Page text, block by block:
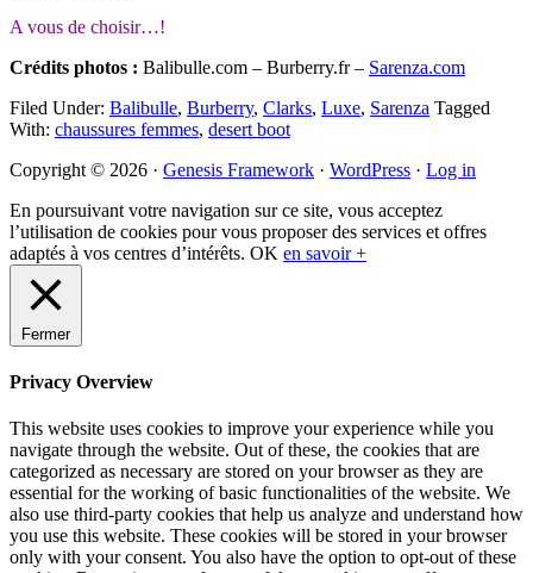
A vous de choisir…!
Crédits photos : Balibulle.com – Burberry.fr – Sarenza.com
Filed Under: Balibulle, Burberry, Clarks, Luxe, Sarenza Tagged
With: chaussures femmes, desert boot
Primary
Sidebar
Copyright © 2026 · Genesis Framework · WordPress · Log in
En poursuivant votre navigation sur ce site, vous acceptez
l’utilisation de cookies pour vous proposer des services et offres
adaptés à vos centres d’intérêts. OK en savoir +
Fermer
Privacy Overview
This website uses cookies to improve your experience while you
navigate through the website. Out of these, the cookies that are
categorized as necessary are stored on your browser as they are
essential for the working of basic functionalities of the website. We
also use third-party cookies that help us analyze and understand how
you use this website. These cookies will be stored in your browser
only with your consent. You also have the option to opt-out of these